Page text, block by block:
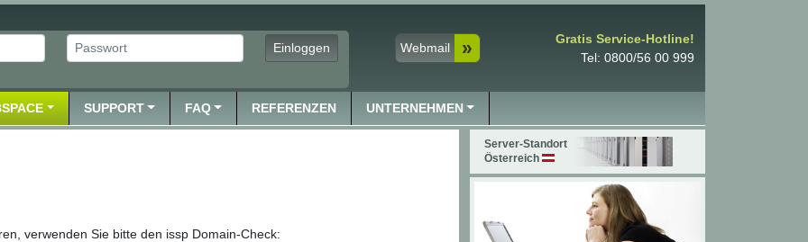
Passwort Einloggen Webmail
Gratis Service-Hotline!
Tel: 0800/56 00 999
SUPPORT FAQ REFERENZEN UNTERNEHMEN
verwenden Sie bitte den issp Domain-Check:
Server-Standort
Österreich